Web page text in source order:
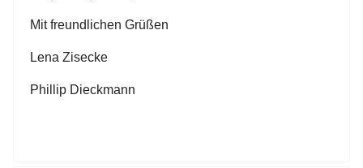
Mit freundlichen Grüßen
Lena Zisecke
Phillip Dieckmann